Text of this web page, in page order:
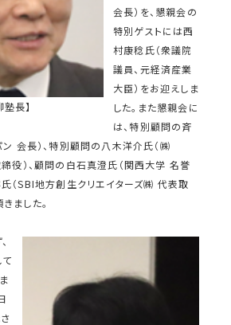
塾長】
会長）を、懇親会の
特別ゲストには西
村康稔氏（衆議院
議員、元経済産業
大臣）をお迎えしま
した。また懇親会に
は、特別顧問の斉
会長）、特別顧問の八木洋介氏（㈱
）、顧問の白石真澄氏（関西大学 名誉
（SBI地方創生クリエイターズ㈱ 代表取
ました。
て